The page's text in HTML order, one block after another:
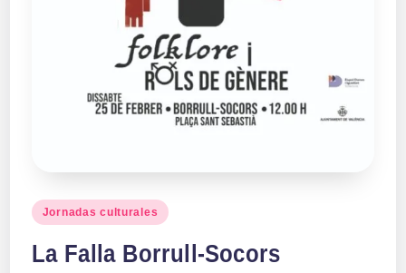
Publicado
Jornadas culturales
La Falla Borrull-Socors